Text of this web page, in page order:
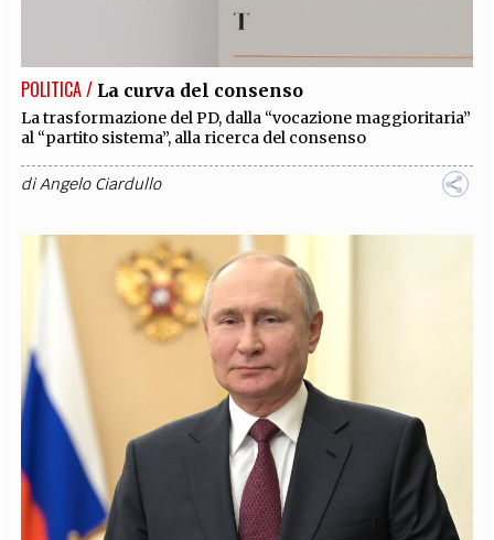
POLITICA / La curva del consenso
La trasformazione del PD, dalla “vocazione maggioritaria”
al “partito sistema”, alla ricerca del consenso
diAngelo Ciardullo